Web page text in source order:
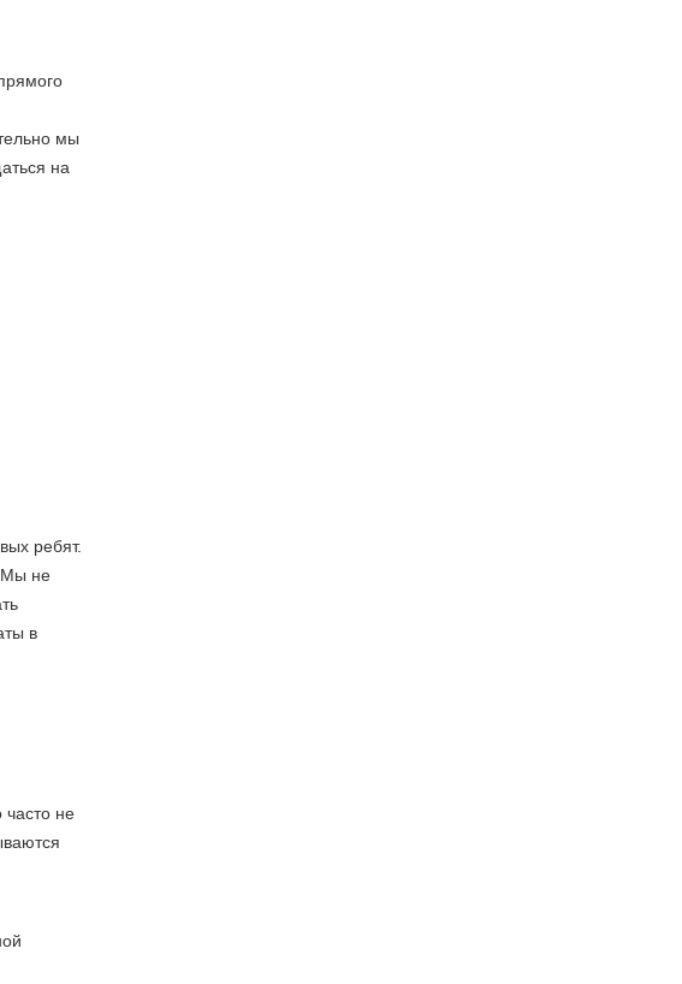
мы
на
ребят.
Мы не
в
не